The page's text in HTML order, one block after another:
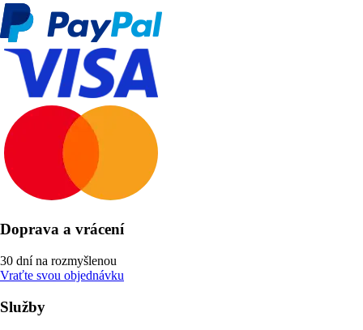
Doprava a vrácení
30 dní na rozmyšlenou
Vraťte svou objednávku
Služby